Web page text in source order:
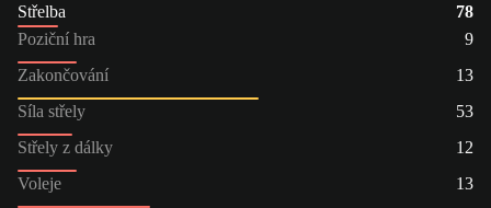
Střelba
78
Poziční hra
9
Zakončování
13
Síla střely
53
Střely z dálky
12
Voleje
13